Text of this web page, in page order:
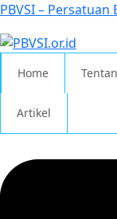
PBVSI –
Home
Artikel